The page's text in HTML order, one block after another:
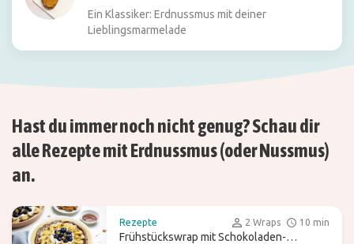
Ein Klassiker: Erdnussmus mit deiner
Lieblingsmarmelade
Hast du immer noch nicht genug? Schau dir
alle Rezepte mit Erdnussmus (oder Nussmus)
an.
Rezepte 2 Wraps 10 min
Frühstückswrap mit Schokoladen-